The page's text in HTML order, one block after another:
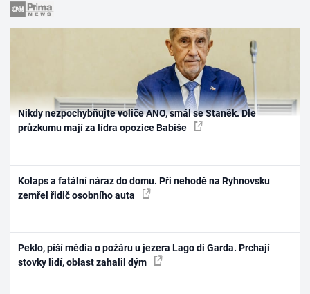
Nikdy nezpochybňujte voliče ANO, smál se Staněk. Dle
průzkumu mají za lídra opozice Babiše
Kolaps a fatální náraz do domu. Při nehodě na Ryhnovsku
zemřel řidič osobního auta
Peklo, píší média o požáru u jezera Lago di Garda. Prchají
stovky lidí, oblast zahalil dým